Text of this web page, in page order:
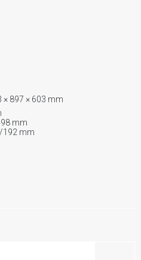
× 897 × 603 mm
mm
192 mm